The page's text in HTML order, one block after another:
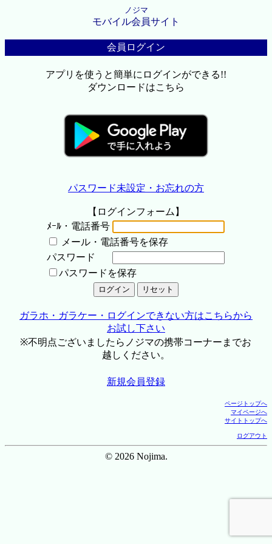
ノジマ
モバイル会員サイト
会員ログイン
アプリを使うと簡単にログインができる!!
ダウンロードはこちら
パスワード未設定・お忘れの方
【ログインフォーム】
ﾒｰﾙ・電話番号
メール・電話番号を保存
パスワード
パスワードを保存
ガラホ・ガラケー・ログインできない方はこちらから
お試し下さい
※不明点ございましたらノジマの携帯コーナーまでお
越しください。
新規会員登録
ページトップへ
マイページへ
サイトトップへ
ログアウト
© 2026 Nojima.